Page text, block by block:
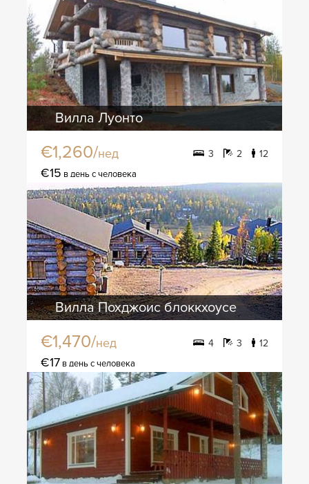
Вилла Луонто
€1,260/нед 3 2 12
€15 в день с человека
Вилла Похджоис блоккхоусе
€1,470/нед 4 3 12
€17 в день с человека